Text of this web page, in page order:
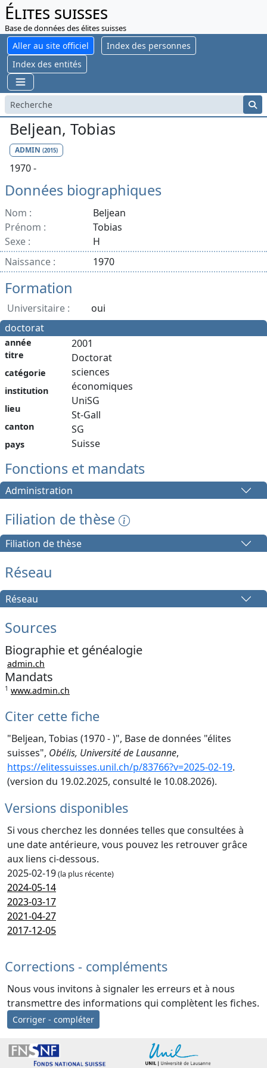
Élites suisses
Base de données des élites suisses
Aller au site officiel
Index des personnes
Index des entités
Beljean, Tobias
ADMIN (2015)
1970 -
Données biographiques
Nom :
Beljean
Prénom :
Tobias
Sexe :
H
Naissance :
1970
Formation
Universitaire :
oui
doctorat
année
titre
catégorie
institution
lieu
canton
pays
2001
Doctorat
sciences
économiques
UniSG
St-Gall
SG
Suisse
Fonctions et mandats
Administration
Filiation de thèse
Filiation de thèse
Réseau
Réseau
Sources
Biographie et généalogie
admin.ch
Mandats
1 www.admin.ch
Citer cette fiche
"Beljean, Tobias (1970 - )", Base de données "élites
suisses", Obélis, Université de Lausanne,
https://elitessuisses.unil.ch/p/83766?v=2025-02-19.
(version du 19.02.2025, consulté le 10.08.2026).
Versions disponibles
Si vous cherchez les données telles que consultées à
une date antérieure, vous pouvez les retrouver grâce
aux liens ci-dessous.
2025-02-19(la plus récente)
2024-05-14
2023-03-17
2021-04-27
2017-12-05
Corrections - compléments
Nous vous invitons à signaler les erreurs et à nous
transmettre des informations qui complètent les fiches.
Corriger - compléter